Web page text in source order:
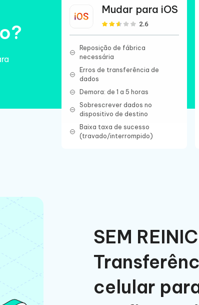
Mudar para iOS
Reposição de fábrica
necessária
Erros de transferência de
dados
Demora: de 1 a 5 horas
Sobrescrever dados no
dispositivo de destino
Baixa taxa de sucesso
(travado/interrompido)
SEM
celular